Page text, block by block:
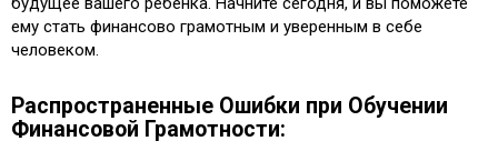
ему стать финансово грамотным и уверенным в себе
человеком.
Распространенные Ошибки при Обучении
Финансовой Грамотности: